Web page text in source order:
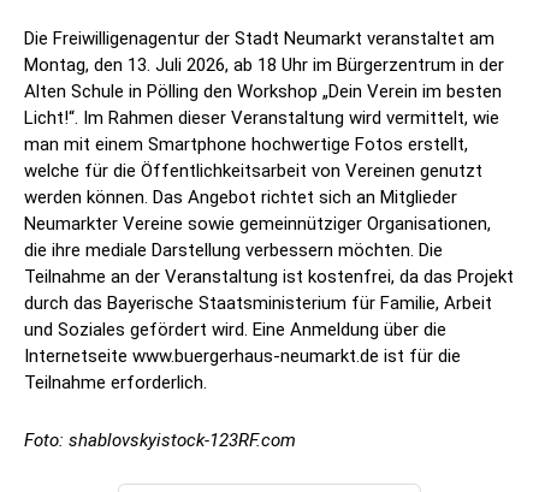
Die Freiwilligenagentur der Stadt Neumarkt veranstaltet am
Montag, den 13. Juli 2026, ab 18 Uhr im Bürgerzentrum in der
Alten Schule in Pölling den Workshop „Dein Verein im besten
Licht!“. Im Rahmen dieser Veranstaltung wird vermittelt, wie
man mit einem Smartphone hochwertige Fotos erstellt,
welche für die Öffentlichkeitsarbeit von Vereinen genutzt
werden können. Das Angebot richtet sich an Mitglieder
Neumarkter Vereine sowie gemeinnütziger Organisationen,
die ihre mediale Darstellung verbessern möchten. Die
Teilnahme an der Veranstaltung ist kostenfrei, da das Projekt
durch das Bayerische Staatsministerium für Familie, Arbeit
und Soziales gefördert wird. Eine Anmeldung über die
Internetseite www.buergerhaus-neumarkt.de ist für die
Teilnahme erforderlich.
Foto: shablovskyistock-123RF.com